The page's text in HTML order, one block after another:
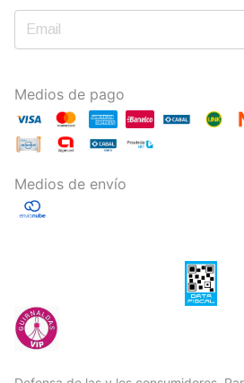
Medios de pago
Medios de envío